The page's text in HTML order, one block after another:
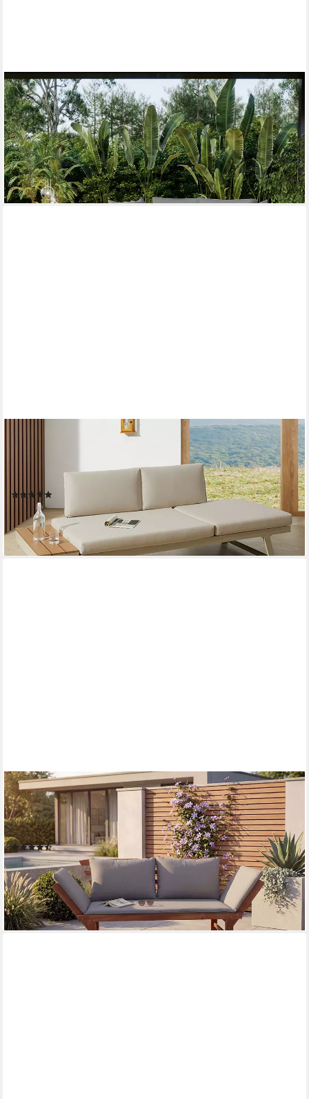
FLIEKS
Gartenliege, 2-Sitzer Gartensofa Sonnenliege Gartenlounge
Balkonset aus Seil
315,99 € UVP609,99 €
-48%
lieferbar - in 5-6 Werktagen bei dir
Loungesofa MODULAR MIAMI 230cm champagner greige -
Aluminium, WPC, wetterfest, Einzelartikel 1 Teile, Outdoor-Liege
· Balkon/Terrasse/Garten · verstellbares Kopfteil
299,95 € 349,95 €
-14%
lieferbar - in 6-7 Werktagen bei dir
RIESS-AMBIENTE
Gartenbank MODULAR 200cm natur – FSC zertifiziertes Holz,
klappbar, mit Kissen (Einzelartikel, 1-St), Outdoor-Sitzbank mit
Liegefunktion – ideal für Garten & Terrasse
(3)
199,95 € UVP259,00 €
-23%
lieferbar - in 6-7 Werktagen bei dir